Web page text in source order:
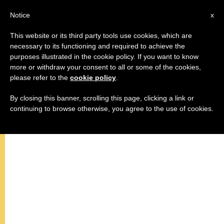
كلمة البابا قبيل تلاوة صلاة افرحي يا
ملكة السماء
x
Notice
This website or its third party tools use cookies, which are
necessary to its functioning and required to achieve the
purposes illustrated in the cookie policy. If you want to know
more or withdraw your consent to all or some of the cookies,
please refer to the cookie policy
By closing this banner, scrolling this page, clicking a link or
continuing to browse otherwise, you agree to the use of cookies.